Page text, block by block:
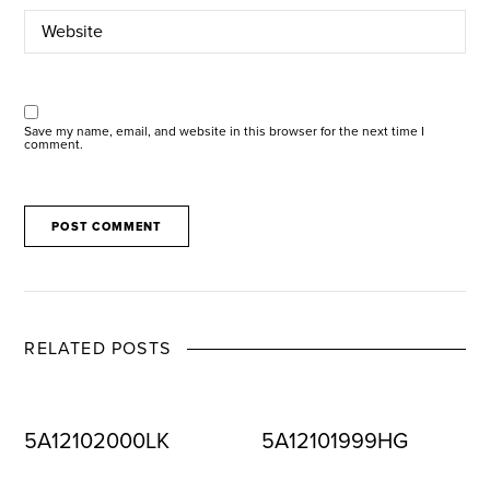
Save my name, email, and website in this browser for the next time I
comment.
RELATED POSTS
5A12102000LK 5A12101999HG